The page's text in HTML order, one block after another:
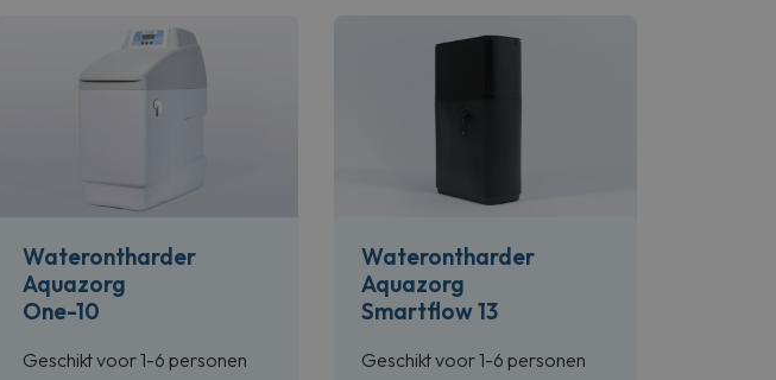
Waterontharder
Aquazorg
One-10
Geschikt voor 1-6 personen
Waterontharder
Aquazorg
Smartflow 13
Geschikt voor 1-6 personen